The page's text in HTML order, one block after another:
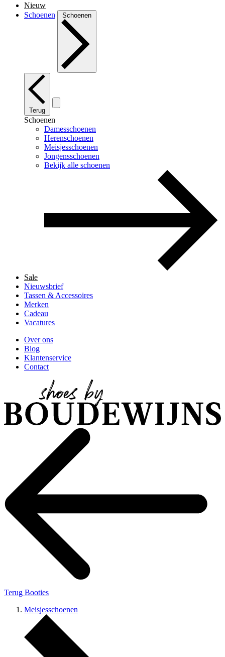
Nieuw
Schoenen
Schoenen
Terug
Schoenen
Damesschoenen
Herenschoenen
Meisjesschoenen
Jongensschoenen
Bekijk alle schoenen
Sale
Nieuwsbrief
Tassen & Accessoires
Merken
Cadeau
Vacatures
Over ons
Blog
Klantenservice
Contact
Terug Booties
Meisjesschoenen